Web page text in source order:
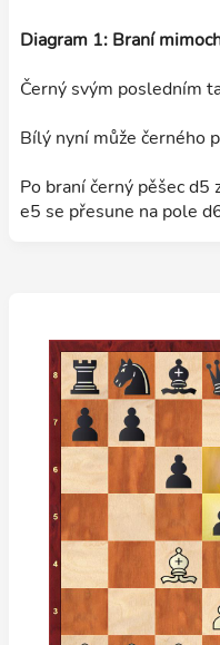
Diagram 1: Braní
Černý svým posledním
Bílý nyní může černého
Po braní černý pěšec d5
e5 se přesune na pole